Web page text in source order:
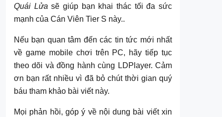
Quái Lửasẽ giúp bạn khai thác tối đa sức
mạnh của Cán Viên Tier S này..
Nếu bạn quan tâm đến các tin tức mới nhất
về game mobile chơi trên PC, hãy tiếp tục
theo dõi và đồng hành cùng LDPlayer. Cảm
ơn bạn rất nhiều vì đã bỏ chút thời gian quý
báu tham khảo bài viết này.
Mọi phản hồi, góp ý về nội dung bài viết xin